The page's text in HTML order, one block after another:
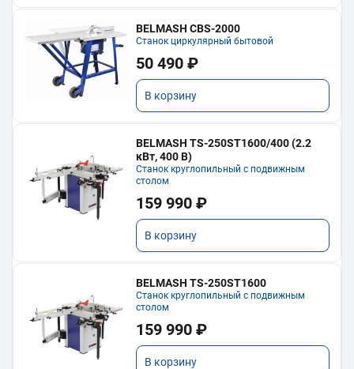
BELMASH CBS-2000
Станок циркулярный бытовой
50 490 ₽
В корзину
BELMASH TS-250ST1600/400 (2.2
кВт, 400 В)
Станок круглопильный с подвижным
столом
159 990 ₽
В корзину
BELMASH TS-250ST1600
Станок круглопильный с подвижным
столом
159 990 ₽
В корзину